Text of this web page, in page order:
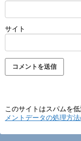
サイト
このサイトはスパムを
メントデータの処理方